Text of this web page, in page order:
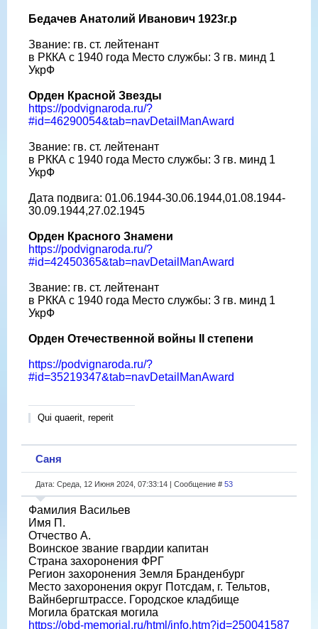
Бедачев Анатолий Иванович 1923г.р
Звание: гв. ст. лейтенант
в РККА с 1940 года Место службы: 3 гв. минд 1
УкрФ
Орден Красной Звезды
https://podvignaroda.ru/?
#id=46290054&tab=navDetailManAward
Звание: гв. ст. лейтенант
в РККА с 1940 года Место службы: 3 гв. минд 1
УкрФ
Дата подвига: 01.06.1944-30.06.1944,01.08.1944-
30.09.1944,27.02.1945
Орден Красного Знамени
https://podvignaroda.ru/?
#id=42450365&tab=navDetailManAward
Звание: гв. ст. лейтенант
в РККА с 1940 года Место службы: 3 гв. минд 1
УкрФ
Орден Отечественной войны II степени
https://podvignaroda.ru/?
#id=35219347&tab=navDetailManAward
Qui quaerit, reperit
Саня
Дата: Среда, 12 Июня 2024, 07:33:14 | Сообщение # 53
Фамилия Васильев
Имя П.
Отчество А.
Воинское звание гвардии капитан
Страна захоронения ФРГ
Регион захоронения Земля Бранденбург
Место захоронения округ Потсдам, г. Тельтов,
Вайнбергштрассе. Городское кладбище
Могила братская могила
https://obd-memorial.ru/html/info.htm?id=250041587